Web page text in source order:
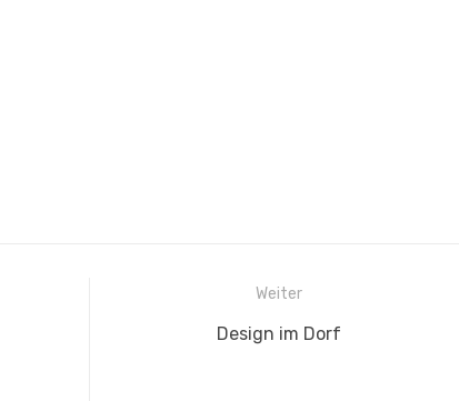
Weiter
Nächster
Design im Dorf